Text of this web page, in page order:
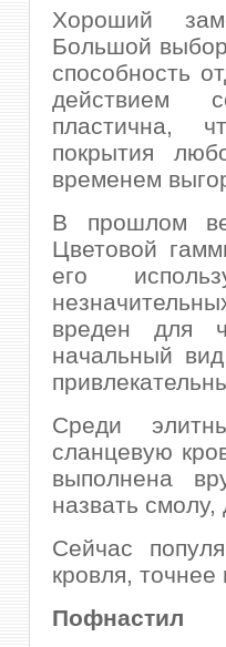
Хороший
Большой
способность
действием
пластична,
покрытия
временем
В прошлом
Цветовой
его
вреден для
начальный
Среди
сланцевую
выполнена
назвать
Сейчас
кровля,
Пофнастил